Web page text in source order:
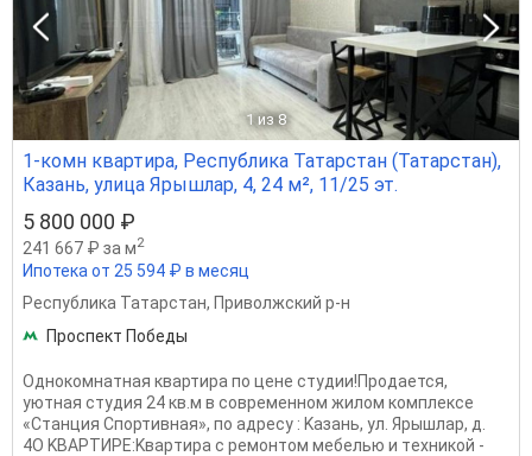
1 из 8
1-комн квартира, Республика Татарстан (Татарстан),
Казань, улица Ярышлар, 4, 24 м², 11/25 эт.
5 800 000 ₽
241 667 ₽ за м2
Ипотека от 25 594 ₽ в месяц
Республика Татарстан, Приволжский р-н
Проспект Победы
Однокомнатная квартира по цене студии!Продается,
уютная студия 24 кв.м в cовpeмeннoм жилoм кoмплeксе
«Стaнция Cпoртивнaя», пo адрecу : Kазань, ул. Ярышлар, д.
4О KВАPTИPE:Kваpтиpa c peмoнтом мебeлью и тexникой -